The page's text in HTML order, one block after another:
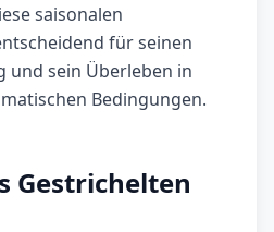
saisonalen
für seinen
und sein Überleben in
Bedingungen.
Gestrichelten